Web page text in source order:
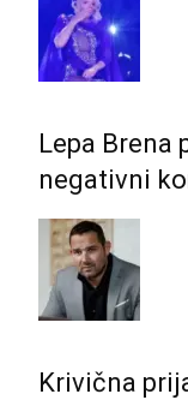
Lepa Brena
negativni
Krivična